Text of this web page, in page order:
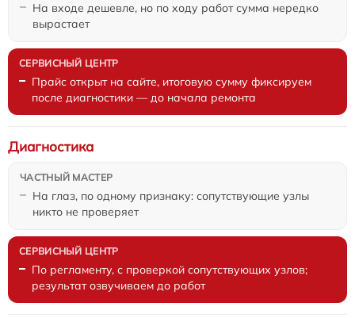
На входе дешевле, но по ходу работ сумма нередко
вырастает
Прайс открыт на сайте, итоговую сумму фиксируем
после диагностики — до начала ремонта
На глаз, по одному признаку: сопутствующие узлы
никто не проверяет
Диагностика
По регламенту, с проверкой сопутствующих узлов;
результат озвучиваем до работ